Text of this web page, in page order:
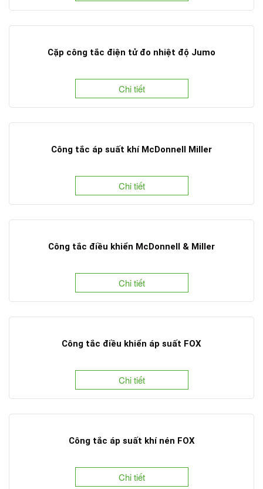
Cặp công tắc điện tử đo nhiệt độ Jumo
Chi tiết
Công tắc áp suất khí McDonnell Miller
Chi tiết
Công tắc điều khiển McDonnell & Miller
Chi tiết
Công tắc điều khiển áp suất FOX
Chi tiết
Công tắc áp suất khí nén FOX
Chi tiết